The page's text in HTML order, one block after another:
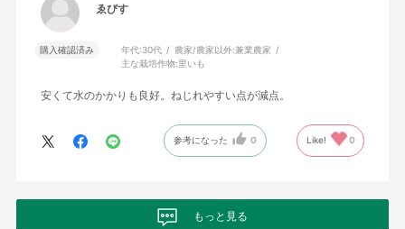
ゑびす
購入確認済み 年代:30代 農家/農家以外:兼業農家
主な栽培作物:里いも
安くて水のかかりも良好。ねじれやすい点が減点。
参考になった 0 Like! 0
もっと見る